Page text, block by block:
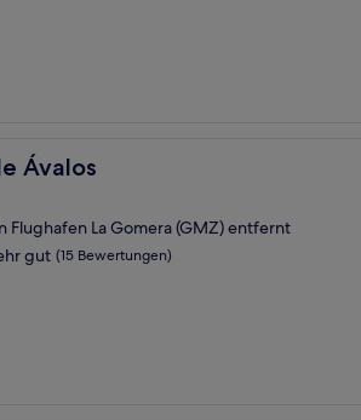
Ávalos
Flughafen La Gomera (GMZ) entfernt
gut (15 Bewertungen)